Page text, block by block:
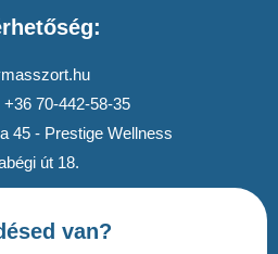
70-442-58-35
45 - Prestige Wellness
út 18.
van?